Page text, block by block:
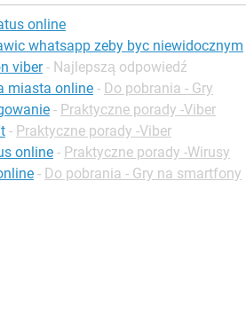
online
whatsapp zeby byc niewidocznym
viber - Najlepszą odpowiedź
miasta online - Do pobrania - Gry
- Praktyczne porady -Viber
- Praktyczne porady -Viber
online - Praktyczne porady -Wirusy
- Do pobrania - Gry na smartfony